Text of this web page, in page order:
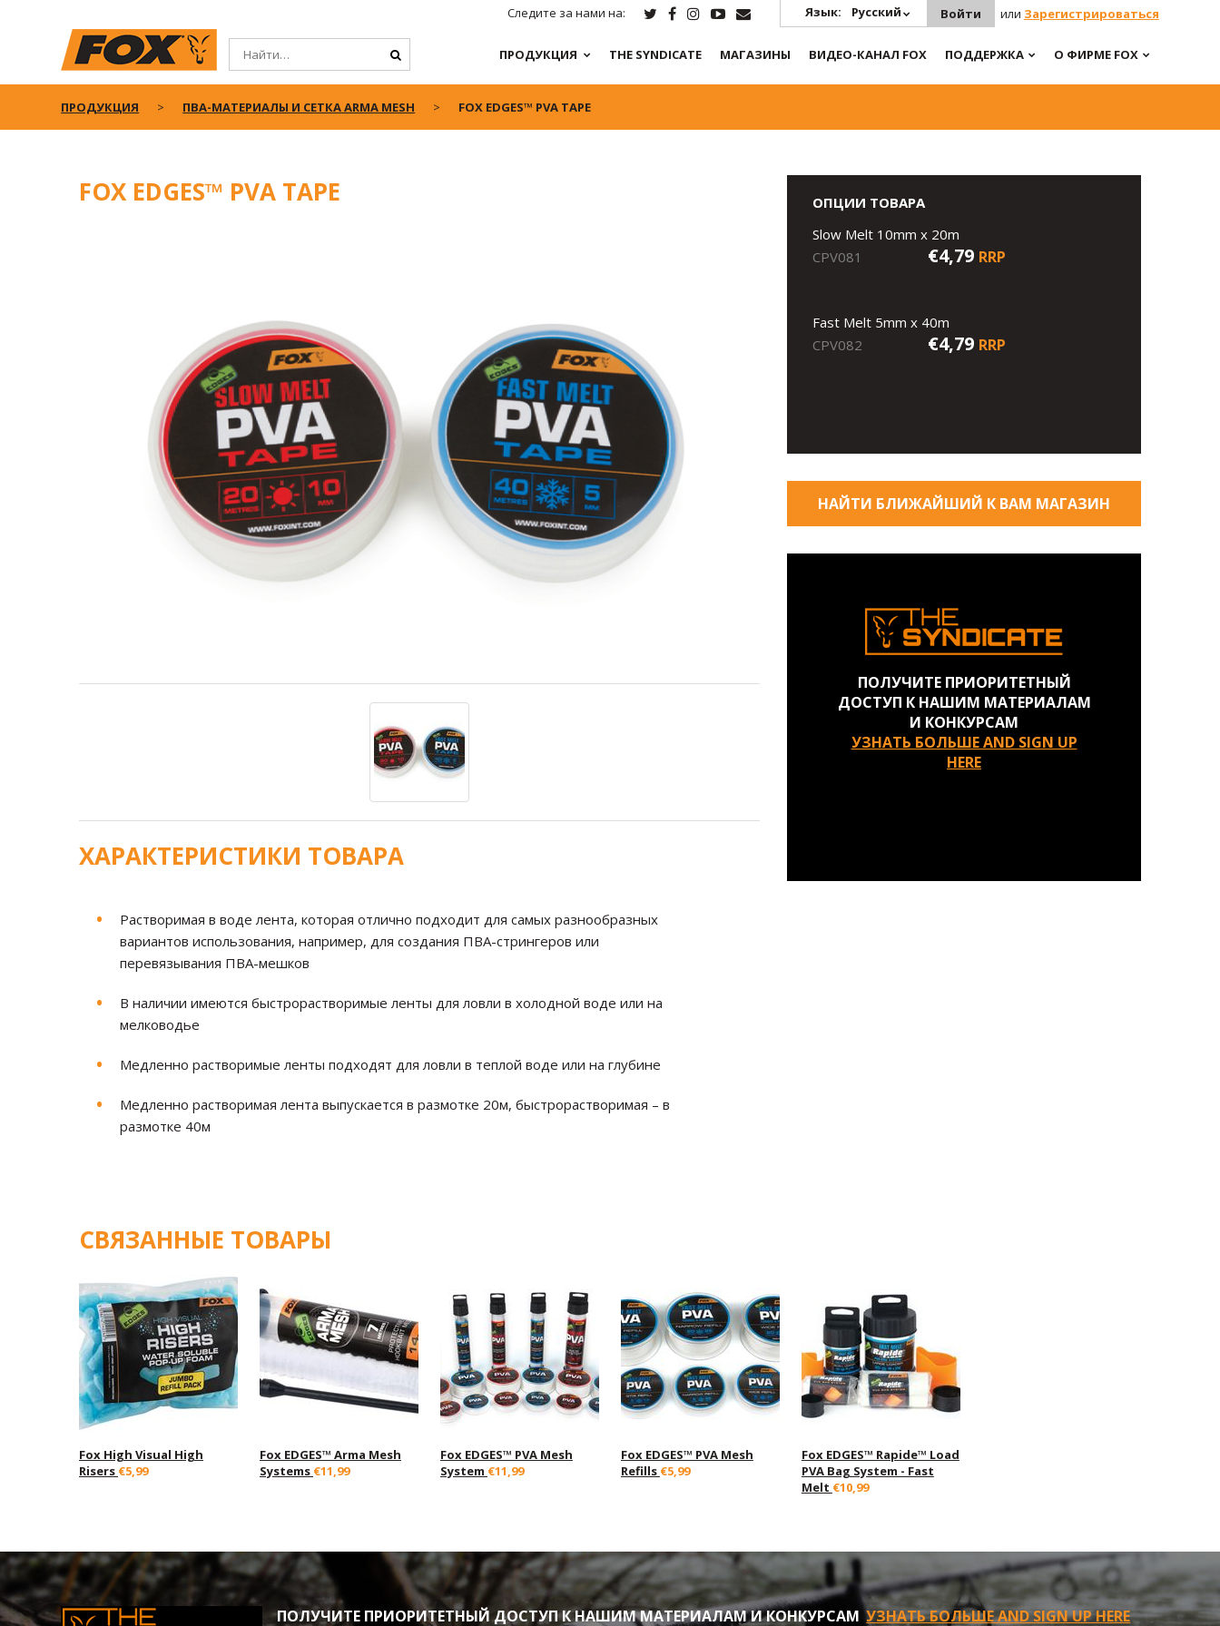
Следите за нами на: Язык: Русский Войти или Зарегистрироваться
ПРОДУКЦИЯ THE SYNDICATE МАГАЗИНЫ ВИДЕО-КАНАЛ FOX ПОДДЕРЖКА О ФИРМЕ FOX
ПРОДУКЦИЯ ПВА-МАТЕРИАЛЫ И СЕТКА ARMA MESH FOX EDGES™ PVA TAPE
FOX EDGES™ PVA TAPE
ХАРАКТЕРИСТИКИ ТОВАРА
Растворимая в воде лента, которая отлично подходит для самых разнообразных
вариантов использования, например, для создания ПВА-стрингеров или
перевязывания ПВА-мешков
В наличии имеются быстрорастворимые ленты для ловли в холодной воде или на
мелководье
Медленно растворимые ленты подходят для ловли в теплой воде или на глубине
Медленно растворимая лента выпускается в размотке 20м, быстрорастворимая – в
размотке 40м
ОПЦИИ ТОВАРА
Slow Melt 10mm x 20m
CPV081
€4,79 RRP
Fast Melt 5mm x 40m
CPV082
€4,79 RRP
НАЙТИ БЛИЖАЙШИЙ К ВАМ МАГАЗИН
ПОЛУЧИТЕ ПРИОРИТЕТНЫЙ
ДОСТУП К НАШИМ МАТЕРИАЛАМ
И КОНКУРСАМ
УЗНАТЬ БОЛЬШЕ AND SIGN UP
HERE
СВЯЗАННЫЕ ТОВАРЫ
Fox High Visual High
Risers €5,99
Fox EDGES™ Arma Mesh
Systems €11,99
Fox EDGES™ PVA Mesh
System €11,99
Fox EDGES™ PVA Mesh
Refills €5,99
Fox EDGES™ Rapide™ Load
PVA Bag System - Fast
Melt €10,99
ПОЛУЧИТЕ ПРИОРИТЕТНЫЙ ДОСТУП К НАШИМ МАТЕРИАЛАМ И КОНКУРСАМ УЗНАТЬ БОЛЬШЕ AND SIGN UP HERE